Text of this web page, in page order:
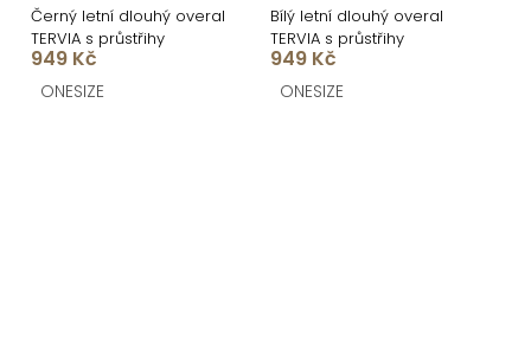
Černý letní dlouhý overal
TERVIA s průstřihy
949 Kč
ONESIZE
Bílý letní dlouhý overal
TERVIA s průstřihy
949 Kč
ONESIZE